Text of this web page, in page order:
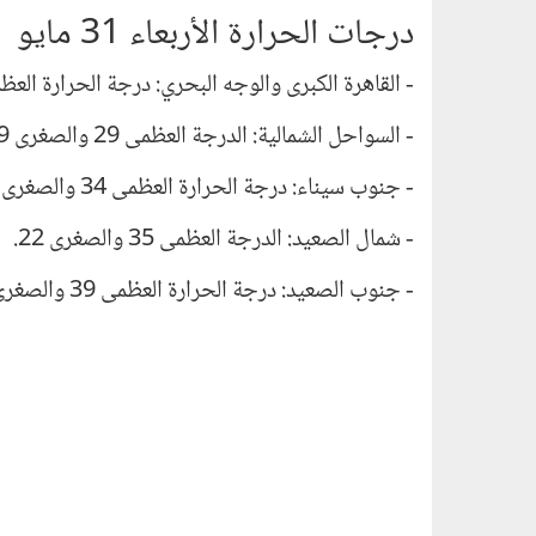
درجات الحرارة الأربعاء 31 مايو
- القاهرة الكبرى والوجه البحري: درجة الحرارة العظمى 32
- السواحل الشمالية: الدرجة العظمى 29 والصغرى 19.
- جنوب سيناء: درجة الحرارة العظمى 34 والصغرى 24.
- شمال الصعيد: الدرجة العظمى 35 والصغرى 22.
- جنوب الصعيد: درجة الحرارة العظمى 39 والصغرى 26.